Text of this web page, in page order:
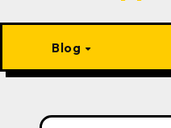
Blog